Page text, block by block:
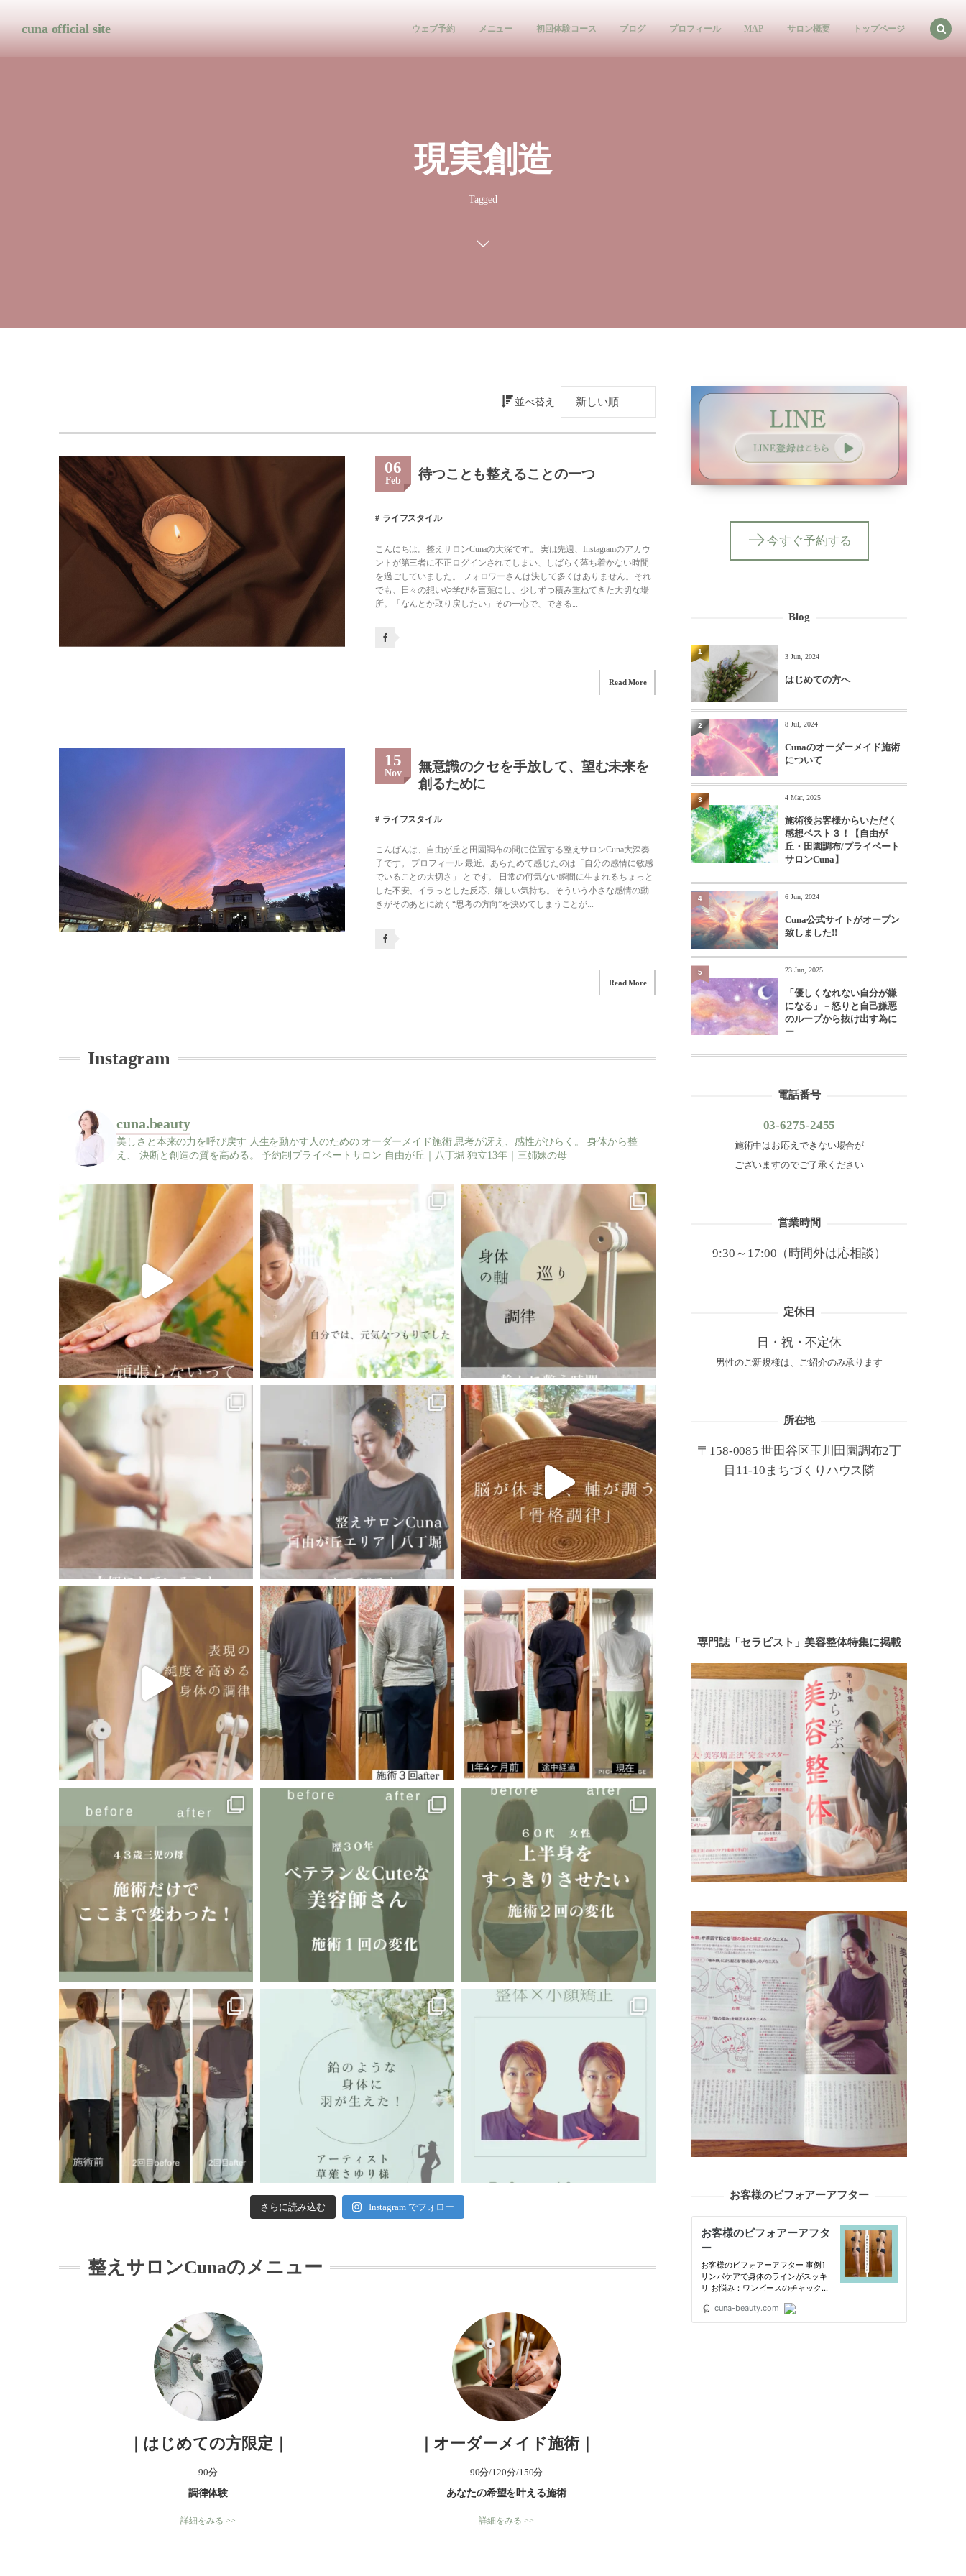
cuna official site ウェブ予約 メニュー 初回体験コース ブログ プロフィール MAP サロン概要 トップページ
現実創造
Tagged
並べ替え
06
Feb 待つことも整えることの一つ
ライフスタイル
こんにちは。整えサロンCunaの大深です。 実は先週、Instagramのアカウ
ントが第三者に不正ログインされてしまい、しばらく落ち着かない時間
を過ごしていました。 フォロワーさんは決して多くはありません。それ
でも、日々の想いや学びを言葉にし、少しずつ積み重ねてきた大切な場
所。「なんとか取り戻したい」その一心で、できる...
Read More
15
Nov
無意識のクセを手放して、望む未来を
創るために
ライフスタイル
こんばんは、自由が丘と田園調布の間に位置する整えサロンCuna大深奏
子です。 プロフィール 最近、あらためて感じたのは「自分の感情に敏感
でいることの大切さ」 とです。 日常の何気ない瞬間に生まれるちょっと
した不安、イラっとした反応、嬉しい気持ち。そういう小さな感情の動
きがそのあとに続く“思考の方向”を決めてしまうことが...
Read More
Instagram
cuna.beauty
美しさと本来の力を呼び戻す 人生を動かす人のためのオーダーメイド施術思考が冴え、感性がひらく。
身体から整
え、
決断と創造の質を高める。 予約制プライベートサロン 自由が丘｜八丁堀 独立13年｜三姉妹の母
さらに読み込む Instagram でフォロー
整えサロンCunaのメニュー
｜はじめての方限定｜
90分
調律体験
詳細をみる >>
｜オーダーメイド施術｜
90分/120分/150分
あなたの希望を叶える施術
詳細をみる >>
今すぐ予約する
Blog
3 Jun, 2024
はじめての方へ
1
8 Jul, 2024
Cunaのオーダーメイド施術
について
2
4 Mar, 2025
施術後お客様からいただく
感想ベスト３！【自由が
丘・田園調布/プライベート
サロンCuna】
3
6 Jun, 2024
Cuna公式サイトがオープン
致しました!!
4
23 Jun, 2025
「優しくなれない自分が嫌
になる」－怒りと自己嫌悪
のループから抜け出す為に
ー
5
電話番号
03-6275-2455
施術中はお応えできない場合が
ございますのでご了承ください
営業時間
9:30～17:00（時間外は応相談）
定休日
日・祝・不定休
男性のご新規様は、ご紹介のみ承ります
所在地
〒158-0085 世田谷区玉川田園調布2丁
目11-10まちづくりハウス隣
専門誌「セラピスト」美容整体特集に掲載
お客様のビフォアーアフター